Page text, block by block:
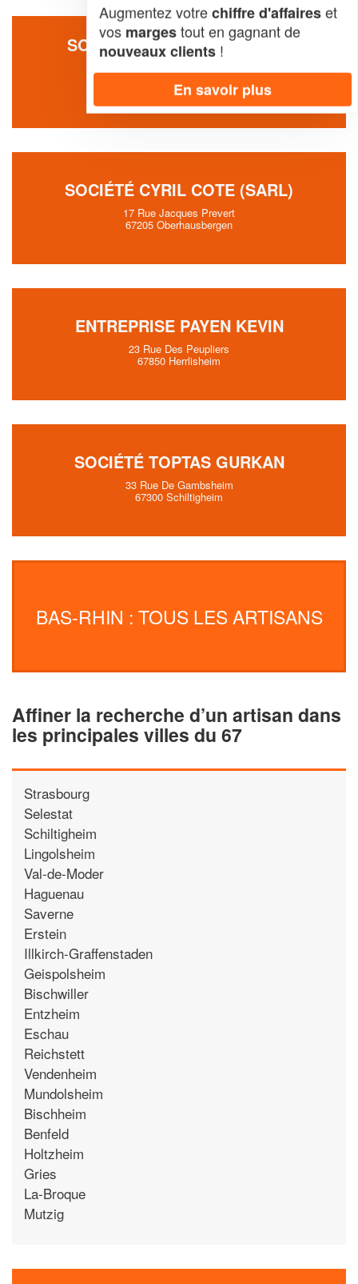
SOCIÉTÉ MULTITECHNIQUES
ETANCHEITE (SARL)
5 Rue Benjamin Silliman Jr.
67116 Reichstett
SOCIÉTÉ CYRIL COTE (SARL)
17 Rue Jacques Prevert
67205 Oberhausbergen
ENTREPRISE PAYEN KEVIN
23 Rue Des Peupliers
67850 Herrlisheim
SOCIÉTÉ TOPTAS GURKAN
33 Rue De Gambsheim
67300 Schiltigheim
BAS-RHIN : TOUS LES ARTISANS
Affiner la recherche d’un artisan dans
les principales villes du 67
Strasbourg
Selestat
Schiltigheim
Lingolsheim
Val-de-Moder
Haguenau
Saverne
Erstein
Illkirch-Graffenstaden
Geispolsheim
Bischwiller
Entzheim
Eschau
Reichstett
Vendenheim
Mundolsheim
Bischheim
Benfeld
Holtzheim
Gries
La-Broque
Mutzig
Augmentez votrechiffre d'affaireset
vos margestout en gagnant de
nouveaux clients !
En savoir plus